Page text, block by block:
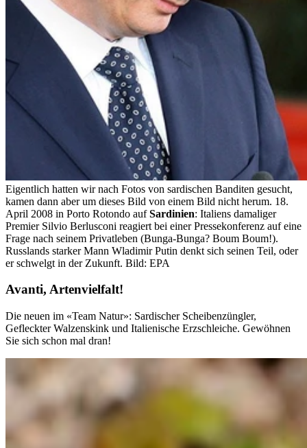
Eigentlich hatten wir nach Fotos von sardischen Banditen gesucht,
kamen dann aber um dieses Bild von einem Bild nicht herum. 18.
April 2008 in Porto Rotondo aufSardinien: Italiens damaliger
Premier Silvio Berlusconi reagiert bei einer Pressekonferenz auf eine
Frage nach seinem Privatleben (Bunga-Bunga? Boum Boum!).
Russlands starker Mann Wladimir Putin denkt sich seinen Teil, oder
er schwelgt in der Zukunft. Bild: EPA
Avanti, Artenvielfalt!
Die neuen im «Team Natur»: Sardischer Scheibenzüngler,
Gefleckter Walzenskink und Italienische Erzschleiche. Gewöhnen
Sie sich schon mal dran!